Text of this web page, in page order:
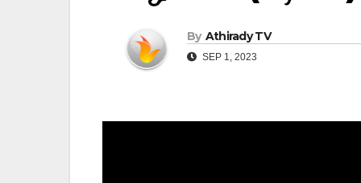
By Athirady TV
SEP 1, 2023